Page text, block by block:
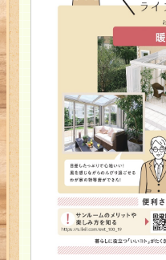
見学会・イベント
マル得情報
会社概要
サイトマップ